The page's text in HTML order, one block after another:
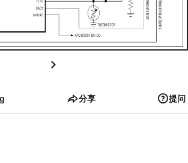
分享 提问